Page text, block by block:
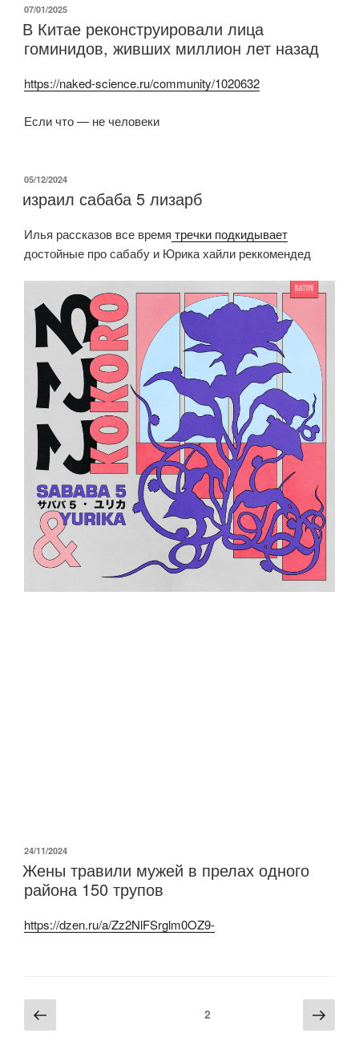
ОПУБЛИКОВАНО
07/01/2025
В Китае реконструировали лица
гоминидов, живших миллион лет назад
https://naked-science.ru/community/1020632
Если что — не человеки
ОПУБЛИКОВАНО
05/12/2024
израил сабаба 5 лизарб
Илья рассказов все время тречки подкидывает
достойные про сабабу и Юрика хайли реккомендед
ОПУБЛИКОВАНО
24/11/2024
Жены травили мужей в прелах одного
района 150 трупов
https://dzen.ru/a/Zz2NlFSrglm0OZ9-
Навигация
по
Предыдущая
страница
Страница2